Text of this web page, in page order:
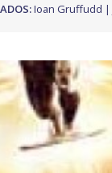
Ioan Gruffudd